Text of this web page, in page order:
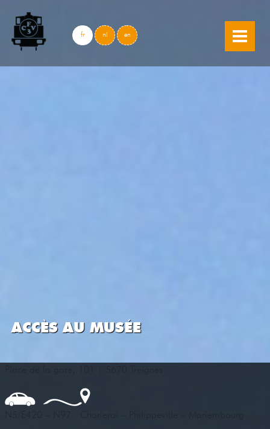
skip to content
fr nl en
N5/E420 – N97 : Charleroi – Philippeville – Mariembourg
ACCÈS AU MUSÉE